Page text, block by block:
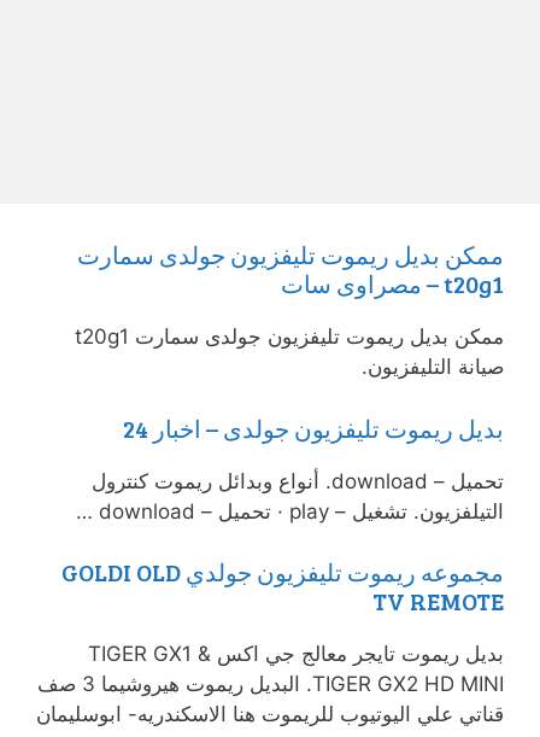
ممكن بديل ريموت تليفزيون جولدى سمارت
t20g1 – مصراوى سات
ممكن بديل ريموت تليفزيون جولدى سمارت t20g1
صيانة التليفزيون.
بديل ريموت تليفزيون جولدى – اخبار 24
تحميل – download. أنواع وبدائل ريموت كنترول
التيلفزيون. تشغيل – play · تحميل – download …
مجموعه ريموت تليفزيون جولدي GOLDI OLD
TV REMOTE
بديل ريموت تايجر معالج جي اكس TIGER GX1 &
TIGER GX2 HD MINI. البديل ريموت هيروشيما 3 صف
قناتي علي اليوتيوب للريموت هنا الاسكندريه- ابوسليمان